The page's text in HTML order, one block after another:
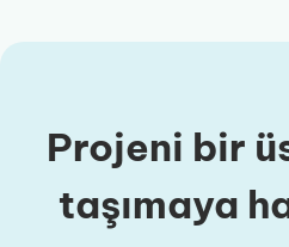
Projeni bir
taşımaya